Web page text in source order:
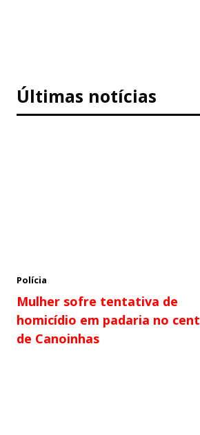
Últimas notícias
Polícia
Mulher sofre tentativa de
homicídio em padaria no
de Canoinhas